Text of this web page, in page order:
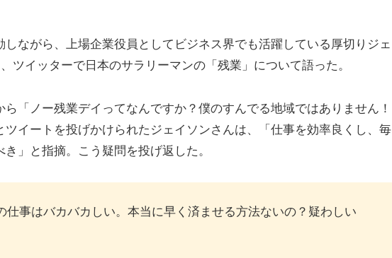
しながら、上場企業役員としてビジネス界でも活躍している厚切りジェ
ツイッターで日本のサラリーマンの「残業」について語った。
「ノー残業デイってなんですか？僕のすんでる地域ではありません！
イートを投げかけられたジェイソンさんは、「仕事を効率良くし、毎
」と指摘。こう疑問を投げ返した。
仕事はバカバカしい。本当に早く済ませる方法ないの？疑わしい